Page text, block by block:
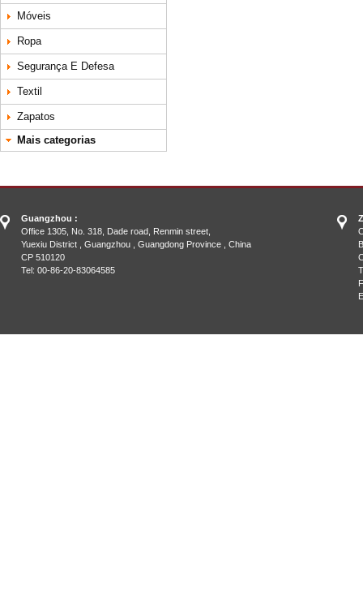
Móveis
Ropa
Segurança E Defesa
Textil
Zapatos
Mais categorias
Guangzhou :
Office 1305, No. 318, Dade road, Renmin street,
Yuexiu District , Guangzhou , Guangdong Province , China
CP 510120
Tel: 00-86-20-83064585